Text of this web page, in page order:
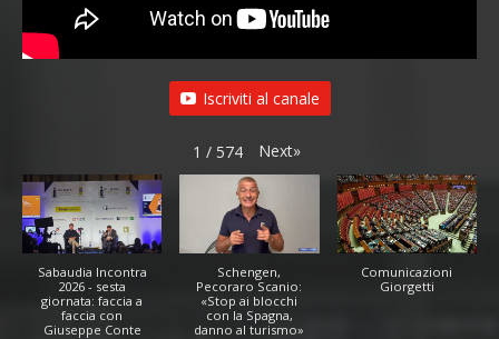
Iscriviti al canale
1 / 574 Next»
Sabaudia Incontra
2026 - sesta
giornata: faccia a
faccia con
Giuseppe Conte
Schengen,
Pecoraro Scanio:
«Stop ai blocchi
con la Spagna,
danno al turismo»
Comunicazioni
Giorgetti